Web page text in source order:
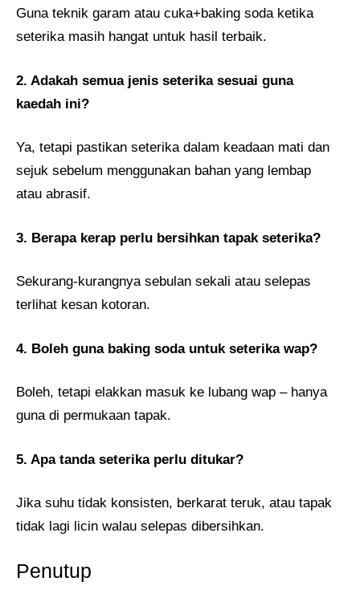
Guna teknik garam atau cuka+baking soda ketika
seterika masih hangat untuk hasil terbaik.
2. Adakah semua jenis seterika sesuai guna
kaedah ini?
Ya, tetapi pastikan seterika dalam keadaan mati dan
sejuk sebelum menggunakan bahan yang lembap
atau abrasif.
3. Berapa kerap perlu bersihkan tapak seterika?
Sekurang-kurangnya sebulan sekali atau selepas
terlihat kesan kotoran.
4. Boleh guna baking soda untuk seterika wap?
Boleh, tetapi elakkan masuk ke lubang wap – hanya
guna di permukaan tapak.
5. Apa tanda seterika perlu ditukar?
Jika suhu tidak konsisten, berkarat teruk, atau tapak
tidak lagi licin walau selepas dibersihkan.
Penutup